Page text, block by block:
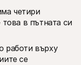
четири
в пътната си
работи върху
се